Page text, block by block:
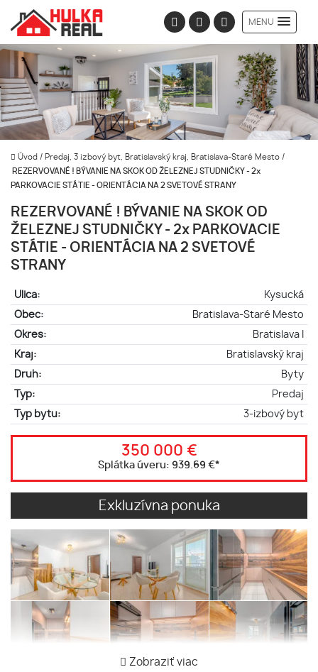
MENU
Úvod / Predaj, 3 izbový byt, Bratislavský kraj, Bratislava-Staré Mesto /
REZERVOVANÉ ! BÝVANIE NA SKOK OD ŽELEZNEJ STUDNIČKY - 2x
PARKOVACIE STÁTIE - ORIENTÁCIA NA 2 SVETOVÉ STRANY
REZERVOVANÉ ! BÝVANIE NA SKOK OD
ŽELEZNEJ STUDNIČKY - 2x PARKOVACIE
STÁTIE - ORIENTÁCIA NA 2 SVETOVÉ
STRANY
Ulica:
Kysucká
Obec:
Bratislava-Staré Mesto
Okres:
Bratislava I
Kraj:
Bratislavský kraj
Druh:
Byty
Typ:
Predaj
Typ bytu:
3-izbový byt
350 000 €
Splátka úveru: 939.69 €*
Exkluzívna ponuka
Zobraziť viac